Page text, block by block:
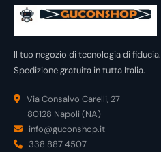
Il tuo negozio di tecnologia di fiducia.
Spedizione gratuita in tutta Italia.
Via Consalvo Carelli, 27
80128 Napoli (NA)
info@guconshop.it
338 887 4507